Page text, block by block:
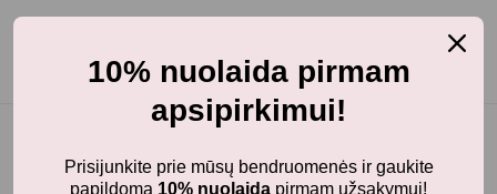
10% nuolaida pirmam
apsipirkimui!
Prisijunkite prie mūsų bendruomenės ir gaukite
papildomą 10% nuolaidą pirmam užsakymui!